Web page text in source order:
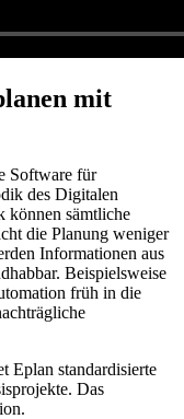
mit
Software für
des Digitalen
können sämtliche
die Planung weniger
Informationen aus
Beispielsweise
früh in die
Eplan standardisierte
Das